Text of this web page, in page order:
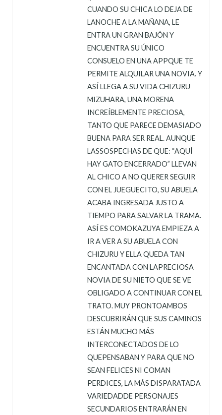
CUANDO SU CHICA LO DEJA DE
LANOCHE A LA MAÑANA, LE
ENTRA UN GRAN BAJÓN Y
ENCUENTRA SU ÚNICO
CONSUELO EN UNA APPQUE TE
PERMITE ALQUILAR UNA NOVIA. Y
ASÍ LLEGA A SU VIDA CHIZURU
MIZUHARA, UNA MORENA
INCREÍBLEMENTE PRECIOSA,
TANTO QUE PARECE DEMASIADO
BUENA PARA SER REAL. AUNQUE
LASSOSPECHAS DE QUE: “AQUÍ
HAY GATO ENCERRADO” LLEVAN
AL CHICO A NO QUERER SEGUIR
CON EL JUEGUECITO, SU ABUELA
ACABA INGRESADA JUSTO A
TIEMPO PARA SALVAR LA TRAMA.
ASÍ ES COMOKAZUYA EMPIEZA A
IR A VER A SU ABUELA CON
CHIZURU Y ELLA QUEDA TAN
ENCANTADA CON LAPRECIOSA
NOVIA DE SU NIETO QUE SE VE
OBLIGADO A CONTINUAR CON EL
TRATO. MUY PRONTOAMBOS
DESCUBRIRÁN QUE SUS CAMINOS
ESTÁN MUCHO MÁS
INTERCONECTADOS DE LO
QUEPENSABAN Y PARA QUE NO
SEAN FELICES NI COMAN
PERDICES, LA MÁS DISPARATADA
VARIEDADDE PERSONAJES
SECUNDARIOS ENTRARÁN EN